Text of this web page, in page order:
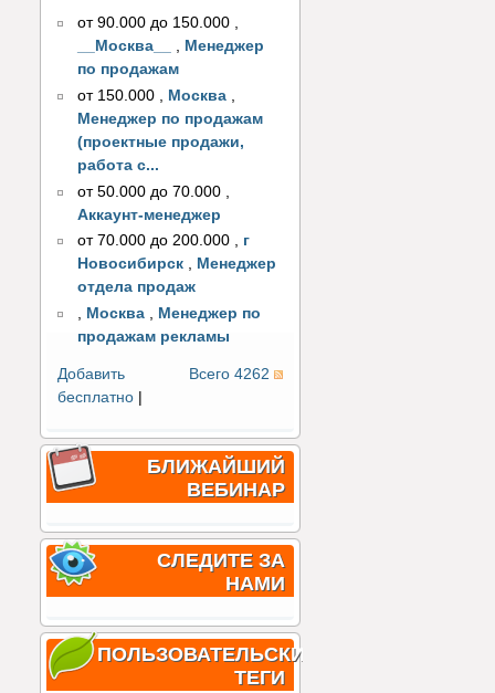
от 90.000 до 150.000 ,
__Москва__
, Менеджер
по продажам
от 150.000
Москва
Менеджер по продажам
(проектные продажи,
работа с...
от 50.000 до 70.000
Аккаунт-менеджер
от 70.000 до 200.000 , г
Новосибирск , Менеджер
отдела продаж
, Москва , Менеджер по
продажам рекламы
Всего 4262
Добавить
бесплатно
БЛИЖАЙШИЙ
ВЕБИНАР
СЛЕДИТЕ ЗА
НАМИ
ПОЛЬЗОВАТЕЛЬСКИЕ
ТЕГИ